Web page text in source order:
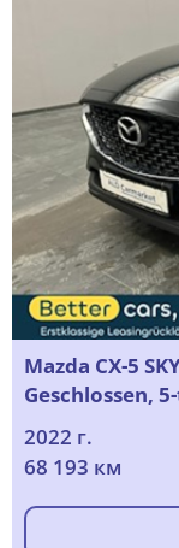
Mazda CX-5
Geschlossen,
2022 г.
68 193 км